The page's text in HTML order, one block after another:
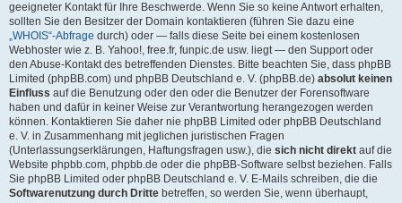
geeigneter Kontakt für Ihre Beschwerde. Wenn Sie so keine Antwort erhalten,
sollten Sie den Besitzer der Domain kontaktieren (führen Sie dazu eine
„WHOIS“-Abfrage durch) oder — falls diese Seite bei einem kostenlosen
Webhoster wie z. B. Yahoo!, free.fr, funpic.de usw. liegt — den Support oder
den Abuse-Kontakt des betreffenden Dienstes. Bitte beachten Sie, dass phpBB
Limited (phpBB.com) und phpBB Deutschland e. V. (phpBB.de) absolut keinen
Einfluss auf die Benutzung oder den oder die Benutzer der Forensoftware
haben und dafür in keiner Weise zur Verantwortung herangezogen werden
können. Kontaktieren Sie daher nie phpBB Limited oder phpBB Deutschland
e. V. in Zusammenhang mit jeglichen juristischen Fragen
(Unterlassungserklärungen, Haftungsfragen usw.), die sich nicht direkt auf die
Website phpbb.com, phpbb.de oder die phpBB-Software selbst beziehen. Falls
Sie phpBB Limited oder phpBB Deutschland e. V. E-Mails schreiben, die die
Softwarenutzung durch Dritte betreffen, so werden Sie, wenn überhaupt,